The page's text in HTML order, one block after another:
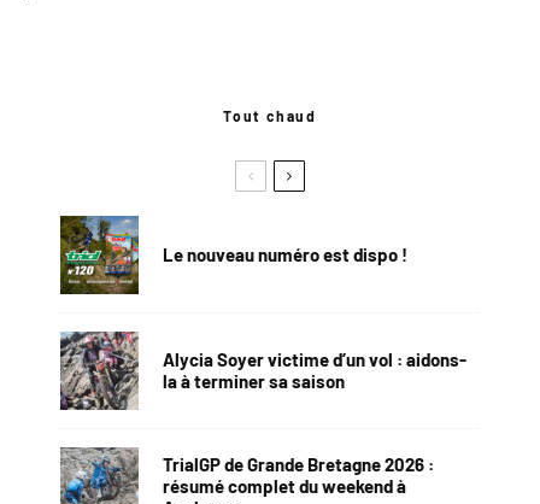
Tout chaud
Le nouveau numéro est dispo !
Alycia Soyer victime d’un vol : aidons-
la à terminer sa saison
TrialGP de Grande Bretagne 2026 :
résumé complet du weekend à